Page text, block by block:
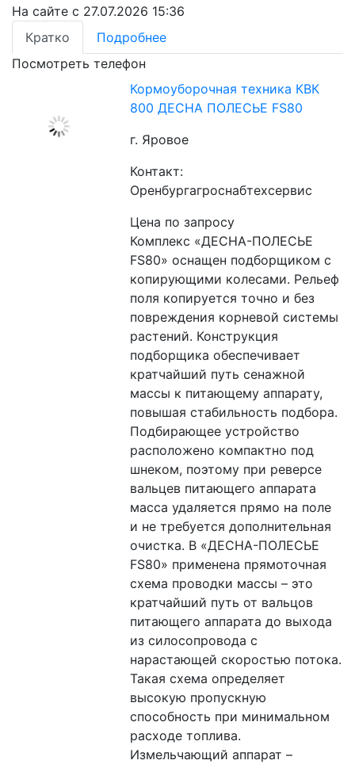
На сайте с 27.07.2026 15:36
Кратко
Подробнее
Посмотреть телефон
Кормоуборочная техника КВК
800 ДЕСНА ПОЛЕСЬЕ FS80
г. Яровое
Контакт:
Оренбургагроснабтехсервис
Цена по запросу
Комплекс «ДЕСНА-ПОЛЕСЬЕ
FS80» оснащен подборщиком с
копирующими колесами. Рельеф
поля копируется точно и без
повреждения корневой системы
растений. Конструкция
подборщика обеспечивает
кратчайший путь сенажной
массы к питающему аппарату,
повышая стабильность подбора.
Подбирающее устройство
расположено компактно под
шнеком, поэтому при реверсе
вальцев питающего аппарата
масса удаляется прямо на поле
и не требуется дополнительная
очистка. В «ДЕСНА-ПОЛЕСЬЕ
FS80» применена прямоточная
схема проводки массы – это
кратчайший путь от вальцов
питающего аппарата до выхода
из силосопровода с
нарастающей скоростью потока.
Такая схема определяет
высокую пропускную
способность при минимальном
расходе топлива.
Измельчающий аппарат –